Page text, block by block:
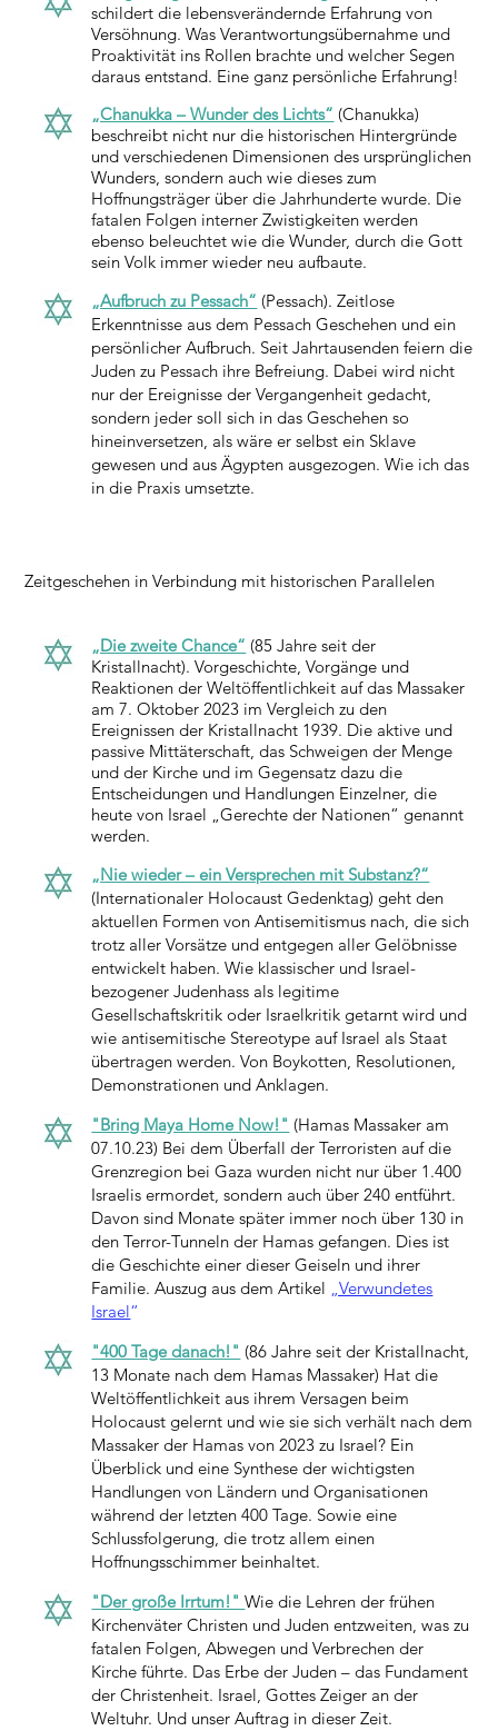
schildert die lebensverändernde Erfahrung von
Versöhnung. Was Verantwortungsübernahme und
Proaktivität ins Rollen brachte und welcher Segen
daraus entstand. Eine ganz persönliche Erfahrung!
„Aufbruch zu Pessach“ (Pessach). Zeitlose
Erkenntnisse aus dem Pessach Geschehen und ein
persönlicher Aufbruch. Seit Jahrtausenden feiern die
Juden zu Pessach ihre Befreiung. Dabei wird nicht
nur der Ereignisse der Vergangenheit gedacht,
sondern jeder soll sich in das Geschehen so
hineinversetzen, als wäre er selbst ein Sklave
gewesen und aus Ägypten ausgezogen. Wie ich das
in die Praxis umsetzte.
„Chanukka – Wunder des Lichts“ (Chanukka)
beschreibt nicht nur die historischen Hintergründe
und verschiedenen Dimensionen des ursprünglichen
Wunders, sondern auch wie dieses zum
Hoffnungsträger über die Jahrhunderte wurde. Die
fatalen Folgen interner Zwistigkeiten werden
ebenso beleuchtet wie die Wunder, durch die Gott
sein Volk immer wieder neu aufbaute.
„Die zweite Chance“ (85 Jahre seit der
Kristallnacht). Vorgeschichte, Vorgänge und
Reaktionen der Weltöffentlichkeit auf das Massaker
am 7. Oktober 2023 im Vergleich zu den
Ereignissen der Kristallnacht 1939. Die aktive und
passive Mittäterschaft, das Schweigen der Menge
und der Kirche und im Gegensatz dazu die
Entscheidungen und Handlungen Einzelner, die
heute von Israel „Gerechte der Nationen“ genannt
werden.
"Bring Maya Home Now!" (Hamas Massaker am
07.10.23) Bei dem Überfall der Terroristen auf die
Grenzregion bei Gaza wurden nicht nur über 1.400
Israelis ermordet, sondern auch über 240 entführt.
Davon sind Monate später immer noch über 130 in
den Terror-Tunneln der Hamas gefangen. Dies ist
die Geschichte einer dieser Geiseln und ihrer
Familie. Auszug aus dem Artikel
„Verwundetes
Israel“
Zeitgeschehen in Verbindung mit historischen Parallelen
„Nie wieder – ein Versprechen mit Substanz?“
(Internationaler Holocaust Gedenktag) geht den
aktuellen Formen von Antisemitismus nach, die sich
trotz aller Vorsätze und entgegen aller Gelöbnisse
entwickelt haben. Wie klassischer und Israel-
bezogener Judenhass als legitime
Gesellschaftskritik oder Israelkritik getarnt wird und
wie antisemitische Stereotype auf Israel als Staat
übertragen werden. Von Boykotten, Resolutionen,
Demonstrationen und Anklagen.
"400 Tage danach!" (86 Jahre seit der Kristallnacht,
13 Monate nach dem Hamas Massaker) Hat die
Weltöffentlichkeit aus ihrem Versagen beim
Holocaust gelernt und wie sie sich verhält nach dem
Massaker der Hamas von 2023 zu Israel? Ein
Überblick und eine Synthese der wichtigsten
Handlungen von Ländern und Organisationen
während der letzten 400 Tage. Sowie eine
Schlussfolgerung, die trotz allem einen
Hoffnungsschimmer beinhaltet.
"Der große Irrtum!"Wie die Lehren der frühen
Kirchenväter Christen und Juden entzweiten, was zu
fatalen Folgen, Abwegen und Verbrechen der
Kirche führte. Das Erbe der Juden – das Fundament
der Christenheit. Israel, Gottes Zeiger an der
Weltuhr. Und unser Auftrag in dieser Zeit.